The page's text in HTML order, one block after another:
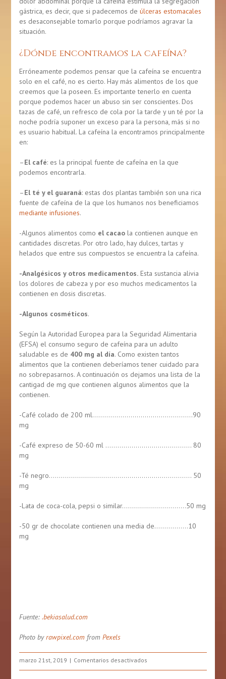
gástrica, es decir, que si padecemos deúlceras estomacales
es desaconsejable tomarlo porque podríamos agravar la
situación.
¿Dónde encontramos la cafeína?
Erróneamente podemos pensar que la cafeína se encuentra
solo en el café, no es cierto. Hay más alimentos de los que
creemos que la poseen. Es importante tenerlo en cuenta
porque podemos hacer un abuso sin ser conscientes. Dos
tazas de café, un refresco de cola por la tarde y un té por la
noche podría suponer un exceso para la persona, más si no
es usuario habitual. La cafeína la encontramos principalmente
en:
–El café: es la principal fuente de cafeína en la que
podemos encontrarla.
–El té y el guaraná: estas dos plantas también son una rica
fuente de cafeína de la que los humanos nos beneficiamos
mediante infusiones.
-Algunos alimentos como el cacao la contienen aunque en
cantidades discretas. Por otro lado, hay dulces, tartas y
helados que entre sus compuestos se encuentra la cafeína.
-Analgésicos y otros medicamentos. Esta sustancia alivia
los dolores de cabeza y por eso muchos medicamentos la
contienen en dosis discretas.
-Algunos cosméticos.
Según la Autoridad Europea para la Seguridad Alimentaria
(EFSA) el consumo seguro de cafeína para un adulto
saludable es de 400 mg al día. Como existen tantos
alimentos que la contienen deberíamos tener cuidado para
no sobrepasarnos. A continuación os dejamos una lista de la
cantigad de mg que contienen algunos alimentos que la
contienen.
-Café colado de 200 ml…………………………………………..90
mg
-Café expreso de 50-60 ml ……………………………………. 80
mg
-Té negro…………………………………………………………….. 50
mg
-Lata de coca-cola, pepsi o similar…………………………..50 mg
-50 gr de chocolate contienen una media de……………..10
mg
Fuente:.bekiasalud.com
Photo byrawpixel.com fromPexels
marzo 21st, 2019 Comentarios desactivados
5